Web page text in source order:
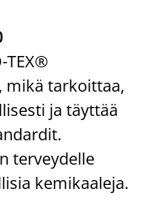
TEX®
mikä tarkoittaa,
ja täyttää
terveydelle
kemikaaleja.